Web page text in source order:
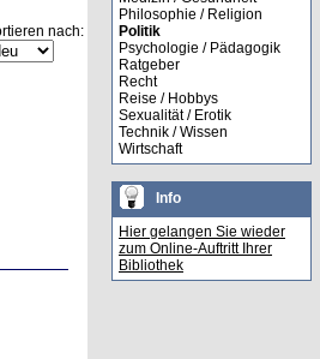
nach:
Philosophie / Religion
Politik
Psychologie / Pädagogik
Ratgeber
Recht
Reise / Hobbys
Sexualität / Erotik
Technik / Wissen
Wirtschaft
Info
Hier gelangen Sie wieder
zum Online-Auftritt Ihrer
Bibliothek